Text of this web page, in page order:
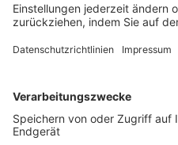
FOLGE DEM BFV
TOP-VEREINE